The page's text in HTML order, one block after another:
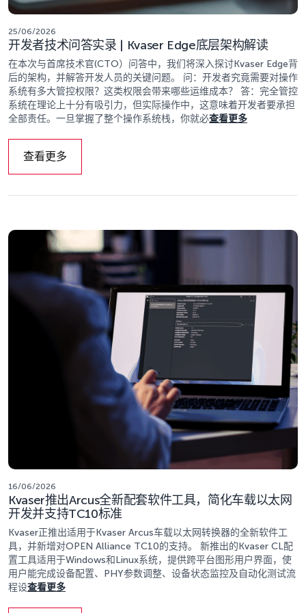
25/06/2026
开发者技术问答实录 | Kvaser Edge底层架构解读
在本次与首席技术官(CTO）问答中，我们将深入探讨Kvaser Edge背
后的架构，并解答开发人员的关键问题。 问：开发者究竟需要对操作
系统有多大管控权限？这类权限会带来哪些运维成本？ 答：完全管控
系统在理论上十分有吸引力，但实际操作中，这意味着开发者要承担
全部责任。一旦掌握了整个操作系统栈，你就必查看更多
查看更多
16/06/2026
Kvaser推出Arcus全新配套软件工具，简化车载以太网
开发并支持TC10标准
Kvaser正推出适用于Kvaser Arcus车载以太网转换器的全新软件工
具，并新增对OPEN Alliance TC10的支持。 新推出的Kvaser CL配
置工具​适用于Windows和Linux系统，提供跨平台图形用户界面，使
用户能完成设备配置、PHY参数调整、设备状态监控及自动化测试流
程设查看更多